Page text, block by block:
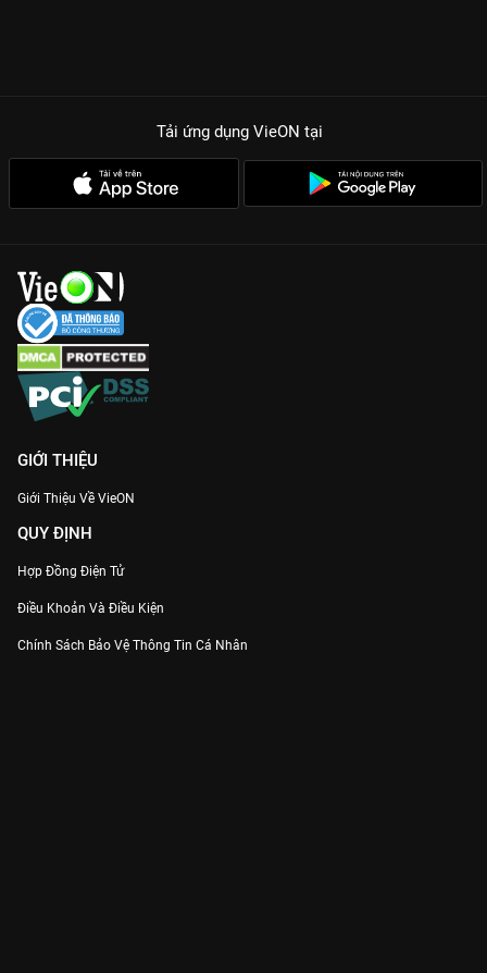
Tải ứng dụng VieON tại
GIỚI THIỆU
Giới Thiệu Về VieON
QUY ĐỊNH
Hợp Đồng Điện Tử
Điều Khoản Và Điều Kiện
Chính Sách Bảo Vệ Thông Tin Cá Nhân